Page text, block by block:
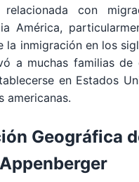
con
América,
la inmigración en los
a muchas familias de
en Estados
americanas.
Geográfica